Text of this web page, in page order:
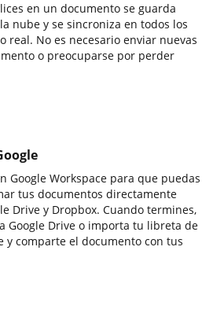
en un documento se guarda
nube y se sincroniza en todos los
real. No es necesario enviar nuevas
o preocuparse por perder
Google Workspace para que puedas
tus documentos directamente
Drive y Dropbox. Cuando termines,
Google Drive o importa tu libreta de
y comparte el documento con tus